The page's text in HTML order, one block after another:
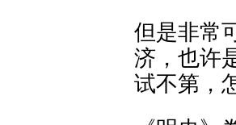
但是非常
济，也许
试不第，